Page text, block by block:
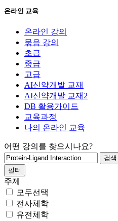
온라인 교육
온라인 강의
묶음 강의
초급
중급
고급
AI신약개발 교재
AI신약개발 교재2
DB 활용가이드
교육과정
나의 온라인 교육
어떤 강의를 찾으시나요?
필터
주제
모두선택
전사체학
유전체학